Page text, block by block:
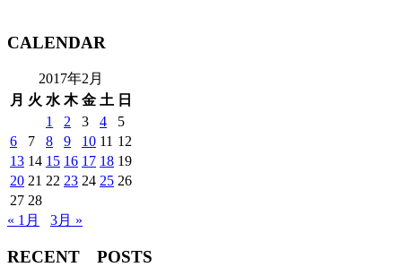
CALENDAR
2017年2月
月 火 水 木 金 土 日
1
2 3 4
5
6
7 8 9 10 11 12
13 14 15 16 17 18 19
20 21 22 23 24 25 26
27 28
« 1月
3月 »
RECENT POSTS